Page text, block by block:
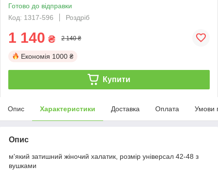
Готово до відправки
Код: 1317-596
Роздріб
1 140 ₴ 2 140 ₴
Економія 1000 ₴
Купити
Опис Характеристики Доставка Оплата Умови
Опис
м'який затишний жіночий халатик, розмір універсал 42-48 з
вушками